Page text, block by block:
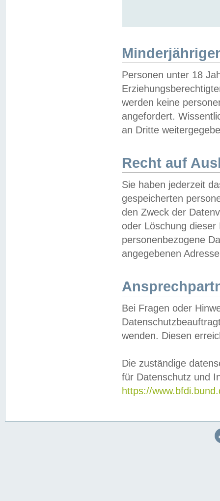
Personen unter 18
werden keine
angefordert.
an Dritte
Recht auf
Sie haben jederzeit
gespeicherten
den Zweck der
oder Löschung
personenbezogene
angegebenen
Bei Fragen oder
wenden. Diesen
Die zuständige
für Datenschutz und
https://